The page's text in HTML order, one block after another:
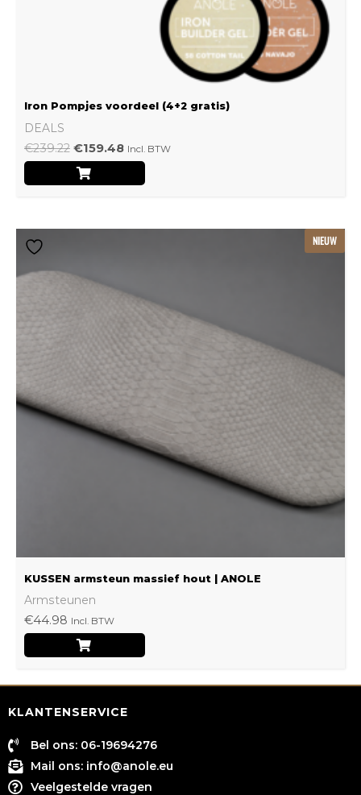
Iron Pompjes voordeel (4+2 gratis)
DEALS
€239.22 €159.48 Incl. BTW
NIEUW
KUSSEN armsteun massief hout | ANOLE
Armsteunen
€44.98 Incl. BTW
meerdere
gekozen
worden
KLANTENSERVICE
Bel ons: 06-19694276
Mail ons: info@anole.eu
Veelgestelde vragen